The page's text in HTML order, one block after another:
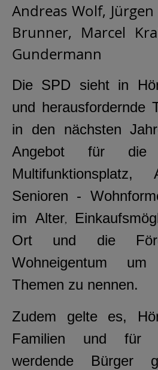
Andreas Wolf, Jürgen
Brunner, Marcel
Gundermann
Die SPD sieht in
und herausfordernde
in den nächsten
Angebot für
Senioren -
im Alter,
Ort und die
Wohneigentum
Themen zu nennen.
Zudem gelte es,
Familien und für
werdende Bürger